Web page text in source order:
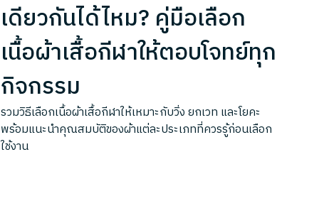
เดียวกันได้ไหม? คู่มือเลือก
เนื้อผ้าเสื้อกีฬาให้ตอบโจทย์ทุก
กิจกรรม
รวมวิธีเลือกเนื้อผ้าเสื้อกีฬาให้เหมาะกับวิ่ง ยกเวท และโยคะ
พร้อมแนะนำคุณสมบัติของผ้าแต่ละประเภทที่ควรรู้ก่อนเลือก
ใช้งาน